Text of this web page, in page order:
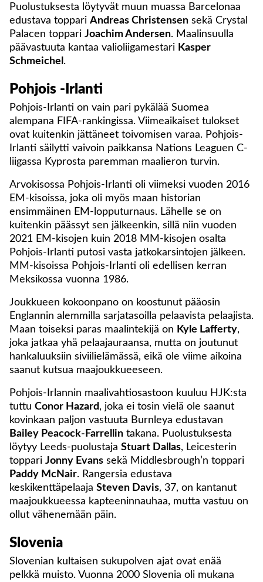
Puolustuksesta löytyvät muun muassa Barcelonaa
edustava toppari Andreas Christensen sekä Crystal
Palacen toppari Joachim Andersen. Maalinsuulla
päävastuuta kantaa valioliigamestari Kasper
Schmeichel .
Pohjois -Irlanti
Pohjois-Irlanti on vain pari pykälää Suomea
alempana FIFA-rankingissa. Viimeaikaiset tulokset
ovat kuitenkin jättäneet toivomisen varaa. Pohjois-
Irlanti säilytti vaivoin paikkansa Nations Leaguen C-
liigassa Kyprosta paremman maalieron turvin.
Arvokisossa Pohjois-Irlanti oli viimeksi vuoden 2016
EM-kisoissa, joka oli myös maan historian
ensimmäinen EM-lopputurnaus. Lähelle se on
kuitenkin päässyt sen jälkeenkin, sillä niin vuoden
2021 EM-kisojen kuin 2018 MM-kisojen osalta
Pohjois-Irlanti putosi vasta jatkokarsintojen jälkeen.
MM-kisoissa Pohjois-Irlanti oli edellisen kerran
Meksikossa vuonna 1986.
Joukkueen kokoonpano on koostunut pääosin
Englannin alemmilla sarjatasoilla pelaavista pelaajista.
Maan toiseksi paras maalintekijä on Kyle Lafferty,
joka jatkaa yhä pelaajauraansa, mutta on joutunut
hankaluuksiin siviilielämässä, eikä ole viime aikoina
saanut kutsua maajoukkueeseen.
Pohjois-Irlannin maalivahtiosastoon kuuluu HJK:sta
tuttu Conor Hazard, joka ei tosin vielä ole saanut
kovinkaan paljon vastuuta Burnleya edustavan
Bailey Peacock-Farrellin takana. Puolustuksesta
löytyy Leeds-puolustaja Stuart Dallas, Leicesterin
toppari Jonny Evans sekä Middlesbrough’n toppari
Paddy McNair. Rangersia edustava
keskikenttäpelaaja Steven Davis, 37, on kantanut
maajoukkueessa kapteeninnauhaa, mutta vastuu on
ollut vähenemään päin.
Slovenia
Slovenian kultaisen sukupolven ajat ovat enää
pelkkä muisto. Vuonna 2000 Slovenia oli mukana